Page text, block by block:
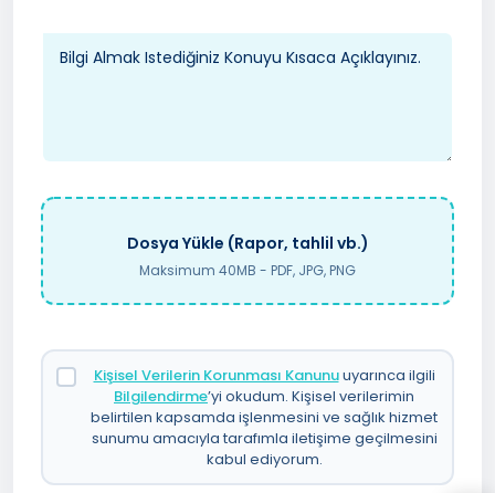
Dosya Yükle (Rapor, tahlil vb.)
Maksimum 40MB - PDF, JPG, PNG
Kişisel Verilerin Korunması Kanunuuyarınca ilgili
Bilgilendirme’yi okudum. Kişisel verilerimin
belirtilen kapsamda işlenmesini ve sağlık hizmet
sunumu amacıyla tarafımla iletişime geçilmesini
kabul ediyorum.